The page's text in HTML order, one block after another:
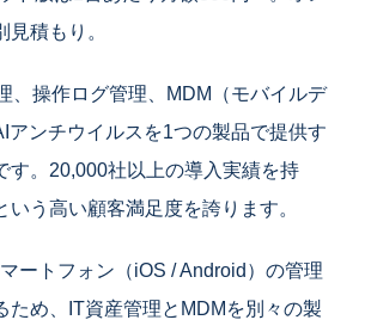
積もり。
、操作ログ管理、MDM（モバイルデ
アンチウイルスを1つの製品で提供す
す。20,000社以上の導入実績を持
いう高い顧客満足度を誇ります。
ートフォン（iOS / Android）の管理
ため、IT資産管理とMDMを別々の製